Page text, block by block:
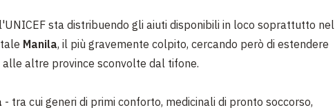
sta distribuendo gli aiuti disponibili in loco soprattutto nel
Manila, il più gravemente colpito, cercando però di estendere
altre province sconvolte dal tifone.
- tra cui generi di primi conforto, medicinali di pronto soccorso,